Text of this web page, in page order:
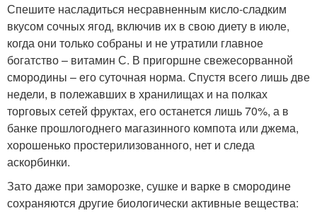
Спешите насладиться несравненным кисло-сладким
вкусом сочных ягод, включив их в свою диету в июле,
когда они только собраны и не утратили главное
богатство – витамин С. В пригоршне свежесорванной
смородины – его суточная норма. Спустя всего лишь две
недели, в полежавших в хранилищах и на полках
торговых сетей фруктах, его останется лишь 70%, а в
банке прошлогоднего магазинного компота или джема,
хорошенько простерилизованного, нет и следа
аскорбинки.
Зато даже при заморозке, сушке и варке в смородине
сохраняются другие биологически активные вещества: